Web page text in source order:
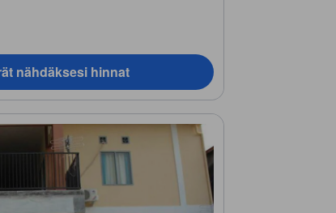
nähdäksesi hinnat